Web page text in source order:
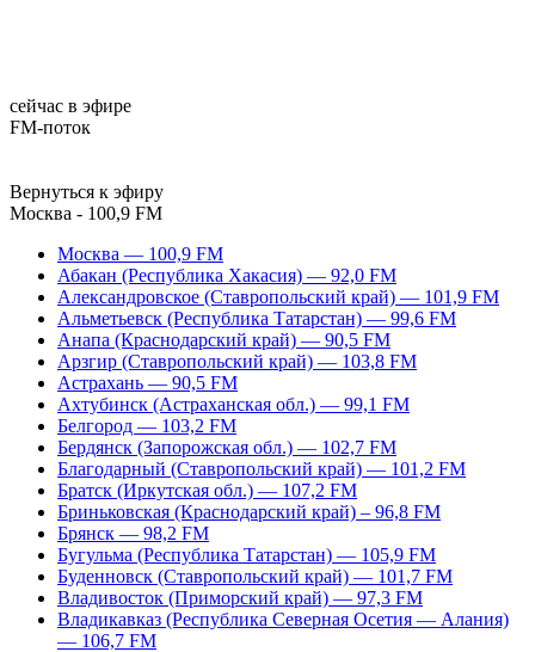
сейчас в эфире
FM-поток
Вернуться к эфиру
Москва - 100,9 FM
Москва — 100,9 FM
Абакан (Республика Хакасия) — 92,0 FM
Александровское (Ставропольский край) — 101,9 FM
Альметьевск (Республика Татарстан) — 99,6 FM
Анапа (Краснодарский край) — 90,5 FM
Арзгир (Ставропольский край) — 103,8 FM
Астрахань — 90,5 FM
Ахтубинск (Астраханская обл.) — 99,1 FM
Белгород — 103,2 FM
Бердянск (Запорожская обл.) — 102,7 FM
Благодарный (Ставропольский край) — 101,2 FM
Братск (Иркутская обл.) — 107,2 FM
Бриньковская (Краснодарский край) – 96,8 FM
Брянск — 98,2 FM
Бугульма (Республика Татарстан) — 105,9 FM
Буденновск (Ставропольский край) — 101,7 FM
Владивосток (Приморский край) — 97,3 FM
Владикавказ (Республика Северная Осетия — Алания)
— 106,7 FM